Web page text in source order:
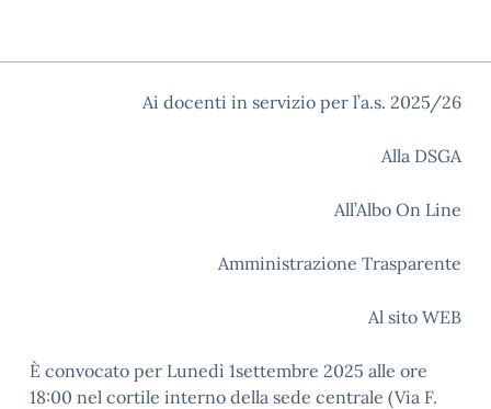
Ai docenti in servizio per l’a.s. 2025/26
Alla DSGA
All’Albo On Line
Amministrazione Trasparente
Al sito WEB
È convocato per Lunedì 1settembre 2025 alle ore
18:00 nel cortile interno della sede centrale (Via F.